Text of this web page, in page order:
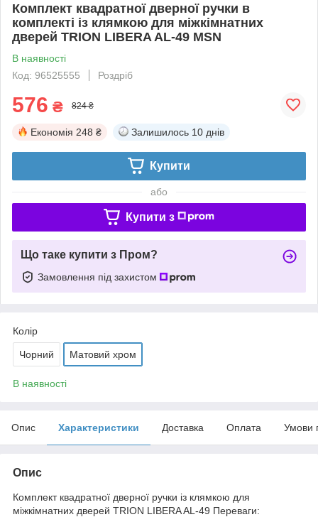
Комплект квадратної дверної ручки в
комплекті із клямкою для міжкімнатних
дверей TRION LIBERA AL-49 MSN
В наявності
Код: 96525555
Роздріб
576 ₴ 824 ₴
Економія 248 ₴ Залишилось 10 днів
Купити
або
Купити з
Що таке купити з Пром?
Замовлення під захистом
Колір
Чорний Матовий хром
В наявності
Опис Характеристики Доставка Оплата Умови
Опис
Комплект квадратної дверної ручки із клямкою для
міжкімнатних дверей TRION LIBERA AL-49 Переваги: